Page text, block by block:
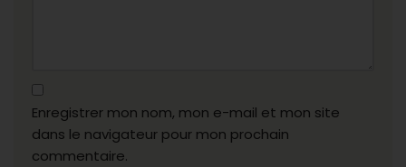
Enregistrer mon nom, mon e-mail et mon site
dans le navigateur pour mon prochain
commentaire.